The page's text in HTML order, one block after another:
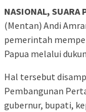
NASIONAL, SUARA
(Mentan) Andi
pemerintah
Papua melalui
Hal tersebut
Pembangunan
gubernur, bupati,